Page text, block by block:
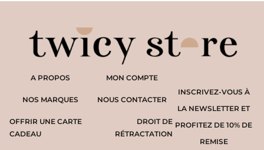
A PROPOS
NOS MARQUES
OFFRIR UNE CARTE
CADEAU
INSCRIVEZ-VOUS À
LA NEWSLETTER ET
PROFITEZ DE 10% DE
REMISE
MON COMPTE
NOUS CONTACTER
DROIT DE
RÉTRACTATION